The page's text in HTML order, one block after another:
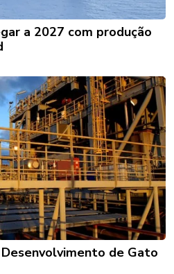
a 2027 com produção
de Gato